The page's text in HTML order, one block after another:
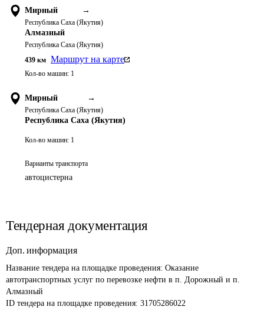
Мирный →
Республика Саха (Якутия)
Алмазный
Республика Саха (Якутия)
439 км Маршрут на карте
Кол-во машин: 1
Мирный →
Республика Саха (Якутия)
Республика Саха (Якутия)
Кол-во машин: 1
Варианты транспорта
автоцистерна
Тендерная документация
Доп. информация
Название тендера на площадке проведения: Оказание
автотранспортных услуг по перевозке нефти в п. Дорожный и п.
Алмазный
ID тендера на площадке проведения: 31705286022